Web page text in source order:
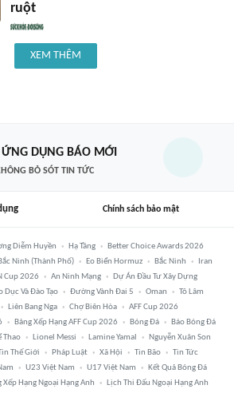
ruột
XEM THÊM
ỨNG DỤNG BÁO MỚI
BỎ SÓT TIN TỨC
Chính sách bảo mật
Diễm Huyền Hạ Tầng
Better Choice Awards 2026
Ninh (thành Phố) Eo Biển Hormuz Bắc Ninh
Iran
Cup 2026 An Ninh Mạng
Dự Án Đầu Tư Xây Dựng
Dục Và Đào Tạo Đường Vành Đai 5 Oman
Tô Lâm
Liên Bang Nga Chợ Biên Hòa
AFF Cup 2026
Bảng Xếp Hạng AFF Cup 2026 Bóng Đá
Báo Bóng Đá
Thao Lionel Messi Lamine Yamal
Nguyễn Xuân Son
Thế Giới Pháp Luật Xã Hội Tin Bão
Tin Tức
U23 Việt Nam U17 Việt Nam
Kết Quả Bóng Đá
Xếp Hạng Ngoại Hạng Anh Lịch Thi Đấu Ngoại Hạng Anh